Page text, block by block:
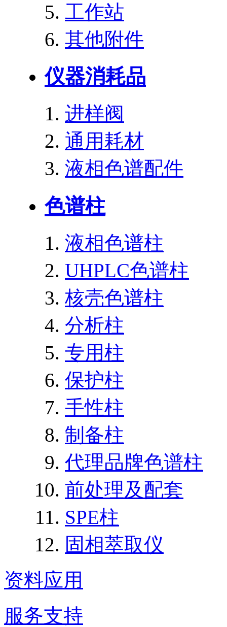
工作站
其他附件
仪器消耗品
进样阀
通用耗材
液相色谱配件
色谱柱
液相色谱柱
UHPLC色谱柱
核壳色谱柱
分析柱
专用柱
保护柱
手性柱
制备柱
代理品牌色谱柱
前处理及配套
SPE柱
固相萃取仪
资料应用
服务支持